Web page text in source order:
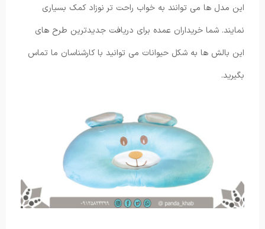
این مدل ها می توانند به خواب راحت تر نوزاد کمک بسیاری
نمایند. شما خریداران عمده برای دریافت جدیدترین طرح های
این بالش ها به شکل حیوانات می توانید با کارشناسان ما تماس
بگیرید.